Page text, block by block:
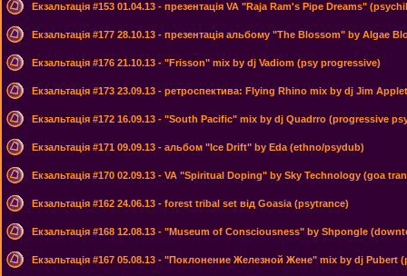
Екзальтація #153 01.04.13 - презентація VA "Raja Ram's Pipe Dreams"
Екзальтація #177 28.10.13 - презентація альбому "The Blossom" by Algae
Екзальтація #176 21.10.13 - "Frisson" mix by dj Vadiom (psy progressive)
Екзальтація #173 23.09.13 - ретроспектива: Flying Rhino mix by dj Jim
Екзальтація #172 16.09.13 - "South Pacific" mix by dj Quadrro (progressive
Екзальтація #171 09.09.13 - альбом "Ice Drift" by Eda (ethno/psydub)
Екзальтація #170 02.09.13 - VA "Spiritual Doping" by Sky Technology (goa
Екзальтація #162 24.06.13 - forest tribal set від Goasia (psytrance)
Екзальтація #168 12.08.13 - "Museum of Consciousness" by Shpongle
Екзальтація #167 05.08.13 - "Поклонение Железной Жене" mix by dj Pubert